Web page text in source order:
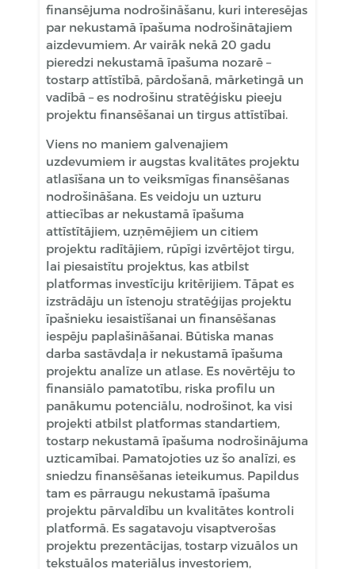
finansējuma nodrošināšanu, kuri interesējas
par nekustamā īpašuma nodrošinātajiem
aizdevumiem. Ar vairāk nekā 20 gadu
pieredzi nekustamā īpašuma nozarē –
tostarp attīstībā, pārdošanā, mārketingā un
vadībā – es nodrošinu stratēģisku pieeju
projektu finansēšanai un tirgus attīstībai.
Viens no maniem galvenajiem
uzdevumiem ir augstas kvalitātes projektu
atlasīšana un to veiksmīgas finansēšanas
nodrošināšana. Es veidoju un uzturu
attiecības ar nekustamā īpašuma
attīstītājiem, uzņēmējiem un citiem
projektu radītājiem, rūpīgi izvērtējot tirgu,
lai piesaistītu projektus, kas atbilst
platformas investīciju kritērijiem. Tāpat es
izstrādāju un īstenoju stratēģijas projektu
īpašnieku iesaistīšanai un finansēšanas
iespēju paplašināšanai. Būtiska manas
darba sastāvdaļa ir nekustamā īpašuma
projektu analīze un atlase. Es novērtēju to
finansiālo pamatotību, riska profilu un
panākumu potenciālu, nodrošinot, ka visi
projekti atbilst platformas standartiem,
tostarp nekustamā īpašuma nodrošinājuma
uzticamībai. Pamatojoties uz šo analīzi, es
sniedzu finansēšanas ieteikumus. Papildus
tam es pārraugu nekustamā īpašuma
projektu pārvaldību un kvalitātes kontroli
platformā. Es sagatavoju visaptverošas
projektu prezentācijas, tostarp vizuālos un
tekstuālos materiālus investoriem,